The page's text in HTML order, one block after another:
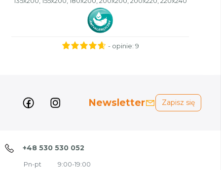
- opinie: 9
Newsletter Zapisz się
+48 530 530 052
Pn-pt
9:00-19:00